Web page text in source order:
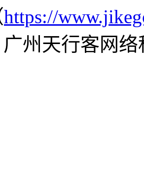
https://
广州天行客网